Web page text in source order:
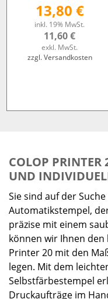
13,80 €
inkl. 19% MwSt.
11,60 €
exkl. MwSt.
zzgl. Versandkosten
COLOP
UND
Sie sind auf der
Automatikstempel,
präzise mit einem
können wir Ihnen
Printer 20 mit den
legen. Mit dem
Selbstfärbestempel
Druckaufträge im